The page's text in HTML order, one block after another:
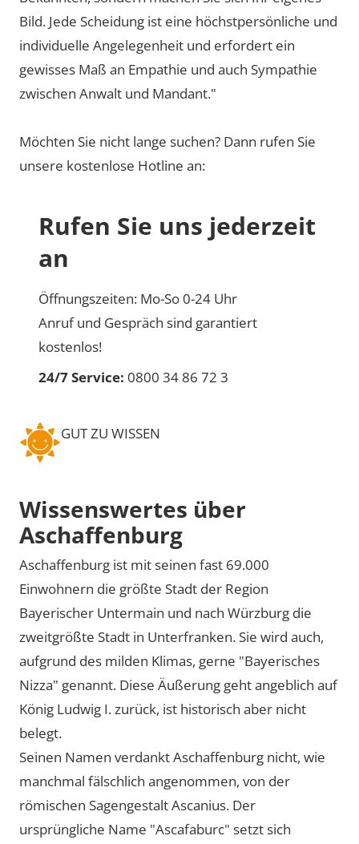
Bild. Jede Scheidung ist eine höchstpersönliche und
individuelle Angelegenheit und erfordert ein
gewisses Maß an Empathie und auch Sympathie
zwischen Anwalt und Mandant."
Möchten Sie nicht lange suchen? Dann rufen Sie
unsere kostenlose Hotline an:
Rufen Sie uns jederzeit
an
Öffnungszeiten: Mo-So 0-24 Uhr
Anruf und Gespräch sind garantiert
kostenlos!
24/7 Service: 0800 34 86 72 3
GUT ZU WISSEN
Wissenswertes über
Aschaffenburg
Aschaffenburg ist mit seinen fast 69.000
Einwohnern die größte Stadt der Region
Bayerischer Untermain und nach Würzburg die
zweitgrößte Stadt in Unterfranken. Sie wird auch,
aufgrund des milden Klimas, gerne Bayerisches
Nizza genannt. Diese Äußerung geht angeblich auf
König Ludwig I. zurück, ist historisch aber nicht
belegt.
Seinen Namen verdankt Aschaffenburg nicht, wie
manchmal fälschlich angenommen, von der
römischen Sagengestalt Ascanius. Der
ursprüngliche Name Ascafaburc setzt sich